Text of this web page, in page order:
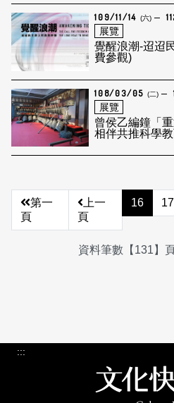
109/11/14 (六)
展覽
覺醒浪潮-迢迢
費參觀)
108/03/05 (二)
展覽
曾侯乙編鐘「重返」
相伴共推科學
第一
頁
上一
頁
16 17
資料筆數【131】
:::